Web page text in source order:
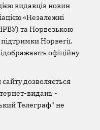
видавців новин
«Незалежні
та Норвезькою
Норвегії.
офіційну
дозволяється
видань -
Телеграф" не